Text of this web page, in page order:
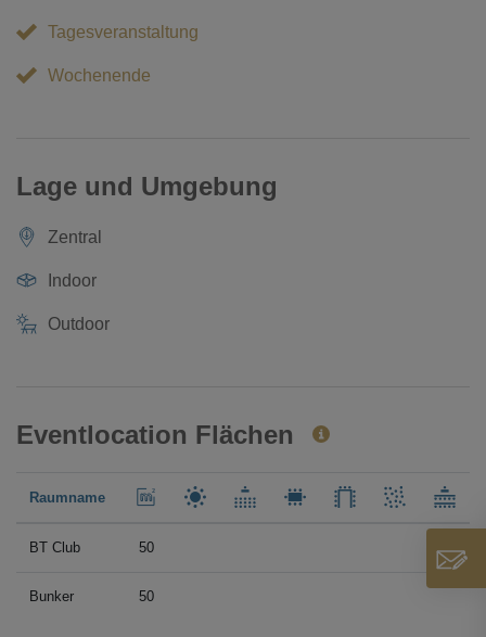
Tagesveranstaltung
Wochenende
Lage und Umgebung
Zentral
Indoor
Outdoor
Eventlocation Flächen
Raumname
BT Club 50
Bunker 50